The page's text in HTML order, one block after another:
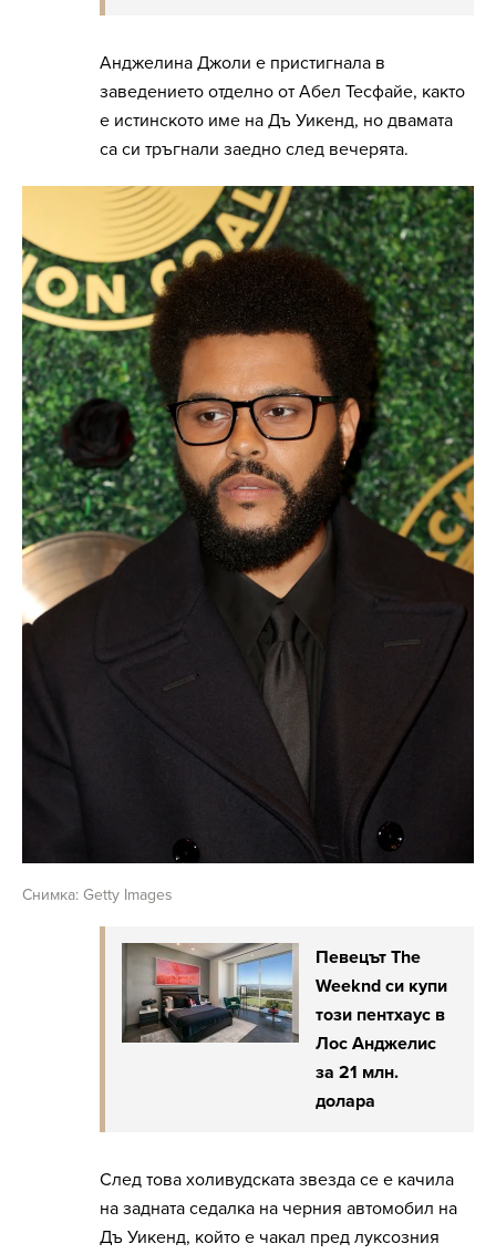
Анджелина Джоли е пристигнала в
заведението отделно от Абел Тесфайе, както
е истинското име на Дъ Уикенд, но двамата
са си тръгнали заедно след вечерята.
Снимка: Getty Images
Певецът The
Weeknd си купи
този пентхаус в
Лос Анджелис
за 21 млн.
долара
След това холивудската звезда се е качила
на задната седалка на черния автомобил на
Дъ Уикенд, който е чакал пред луксозния